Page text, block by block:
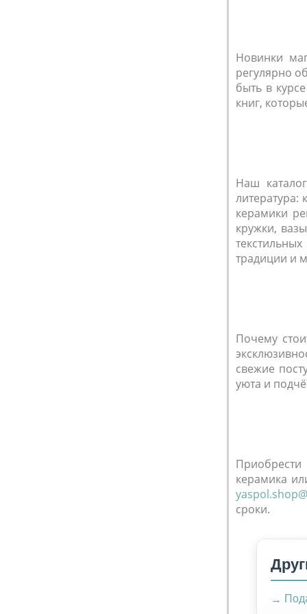
Новинки
регулярно
быть в
книг,
Наш
керамики
кружки,
традиции и
Почему
свежие
уюта и
керамика
сроки.